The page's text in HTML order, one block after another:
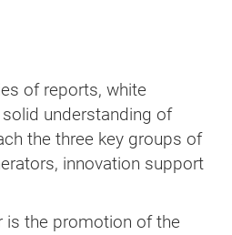
of reports, white
understanding of
the three key groups of
innovation support
is the promotion of the